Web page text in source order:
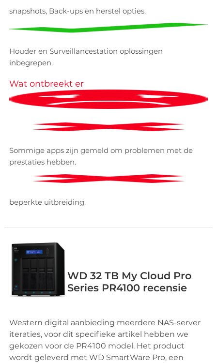
snapshots, Back-ups en herstel opties.
Houder en Surveillancestation oplossingen
inbegrepen.
Wat ontbreekt er
Sommige apps zijn gemeld om problemen met de
prestaties hebben.
beperkte uitbreiding.
WD 32 TB My Cloud Pro
Series PR4100 recensie
Western digital aanbieding meerdere NAS-server
iteraties, voor dit specifieke artikel hebben we
gekozen voor de PR4100 model. Het product
wordt geleverd met WD SmartWare Pro, een